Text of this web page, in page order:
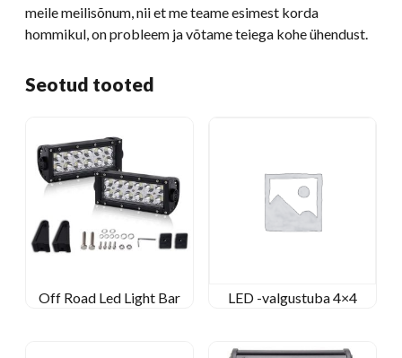
meile meilisõnum, nii et me teame esimest korda
hommikul, on probleem ja võtame teiega kohe ühendust.
Seotud tooted
Off Road Led Light Bar LED -valgustuba 4×4